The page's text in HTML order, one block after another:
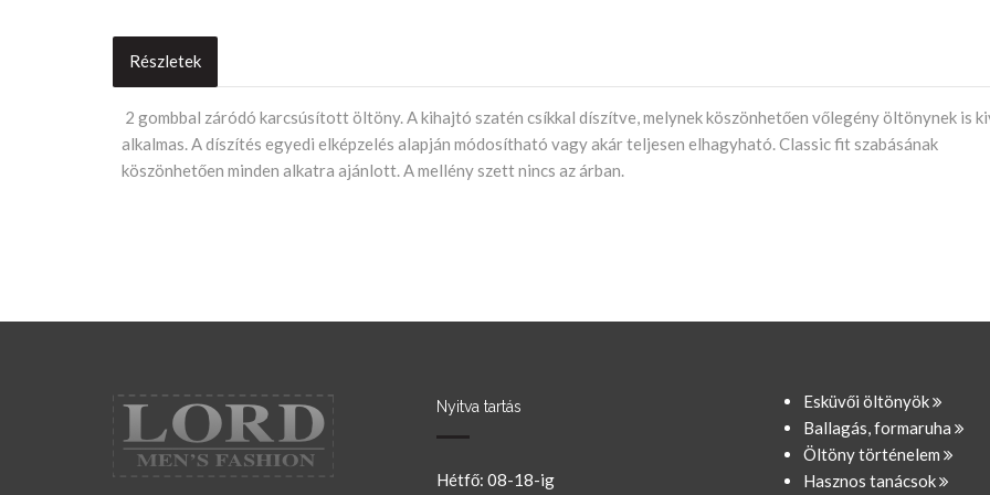
Részletek
Product
Description
2 gombbal záródó karcsúsított öltöny. A kihajtó szatén csíkkal díszítve, melynek köszönhetően vőlegény öltönynek is
alkalmas. A díszítés egyedi elképzelés alapján módosítható vagy akár teljesen elhagyható. Classic fit szabásának
köszönhetően minden alkatra ajánlott. A mellény szett nincs az árban.
Nyitva tartás
Hétfő: 08-18-ig
Esküvői öltönyök
Ballagás, formaruha
Öltöny történelem
Hasznos tanácsok